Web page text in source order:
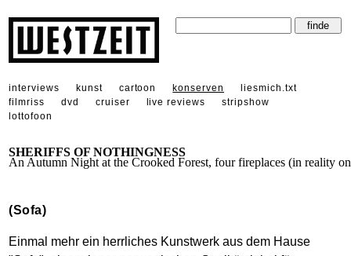
interviews kunst cartoon konserven
liesmich.txt
filmriss
dvd cruiser live reviews
stripshow
lottofoon
SHERIFFS OF NOTHINGNESS
An Autumn Night at the Crooked Forest, four fireplaces (in reality
(Sofa)
Einmal mehr ein herrliches Kunstwerk aus dem Hause